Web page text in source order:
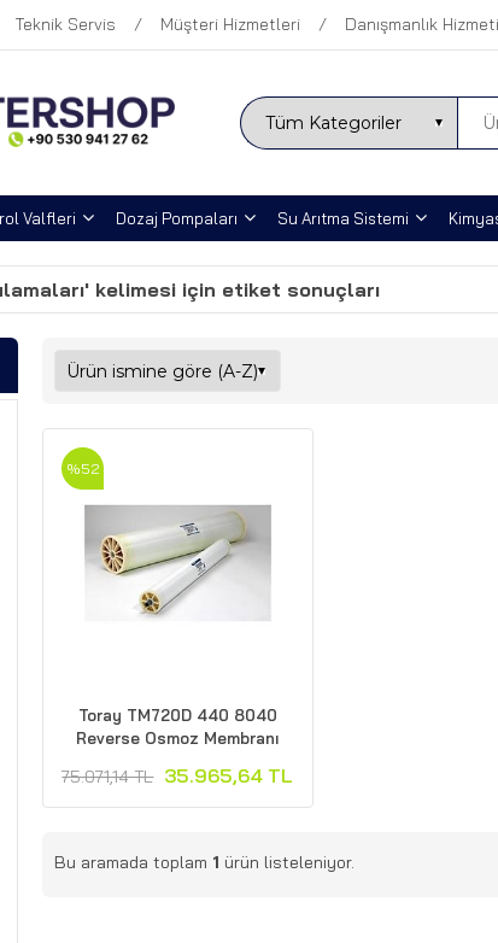
Teknik Servis Müşteri Hizmetleri Danışmanlık Hizmeti
Valfleri Dozaj Pompaları Su Arıtma Sistemi
kelimesi için etiket sonuçları
Toray TM720D 440 8040
Reverse Osmoz Membranı
75.071,14 TL 35.965,64 TL
%52
Bu aramada toplam 1 ürün listeleniyor.